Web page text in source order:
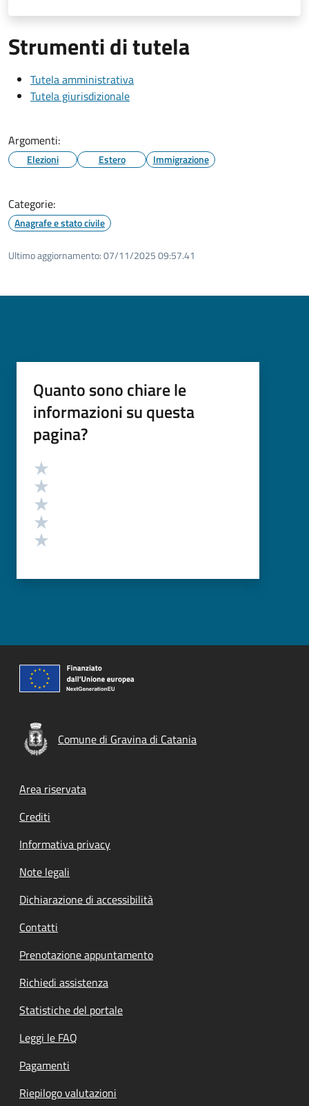
Strumenti di tutela
Tutela amministrativa
Tutela giurisdizionale
Argomenti:
Elezioni Estero Immigrazione
Categorie:
Anagrafe e stato civile
Ultimo aggiornamento:07/11/2025 09:57.41
Quanto sono chiare le
informazioni su questa
pagina?
Valutazione
Comune di Gravina di Catania
Footer menu
Area riservata
Crediti
Informativa privacy
Note legali
Dichiarazione di accessibilità
Contatti
Prenotazione appuntamento
Richiedi assistenza
Statistiche del portale
Leggi le FAQ
Pagamenti
Riepilogo valutazioni